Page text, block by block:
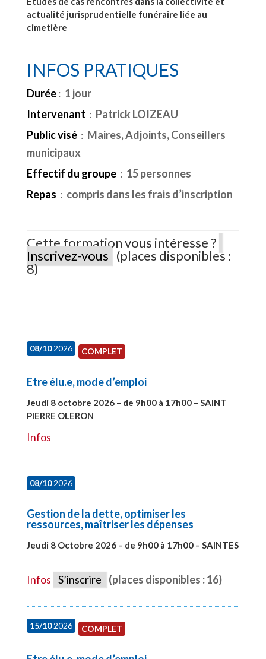
actualité jurisprudentielle funéraire liée au
cimetière
INFOS PRATIQUES
Durée: 1 jour
Intervenant : Patrick LOIZEAU
Public visé : Maires, Adjoints, Conseillers
municipaux
Effectif du groupe: 15 personnes
Repas : compris dans les frais d’inscription
Cette formation vous intéresse ?
Inscrivez-vous (places disponibles :
8)
08/102026 COMPLET
Etre élu.e, mode d’emploi
Jeudi 8 octobre 2026 – de 9h00 à 17h00 – SAINT
PIERRE OLERON
Infos
08/102026
Gestion de la dette, optimiser les
ressources, maîtriser les dépenses
Jeudi 8 Octobre 2026 – de 9h00 à 17h00 – SAINTES
Infos S’inscrire (places disponibles : 16)
15/102026 COMPLET